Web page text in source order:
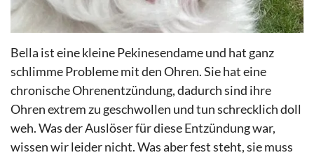
Bella ist eine kleine Pekinesendame und hat ganz
schlimme Probleme mit den Ohren. Sie hat eine
chronische Ohrenentzündung, dadurch sind ihre
Ohren extrem zu geschwollen und tun schrecklich doll
weh. Was der Auslöser für diese Entzündung war,
wissen wir leider nicht. Was aber fest steht, sie muss